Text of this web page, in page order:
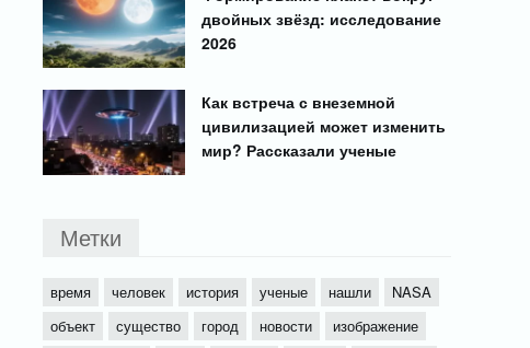
двойных звёзд: исследование
2026
Как встреча с внеземной
цивилизацией может изменить
мир? Рассказали ученые
Метки
время человек история ученые нашли
NASA
объект
существо город новости
изображение